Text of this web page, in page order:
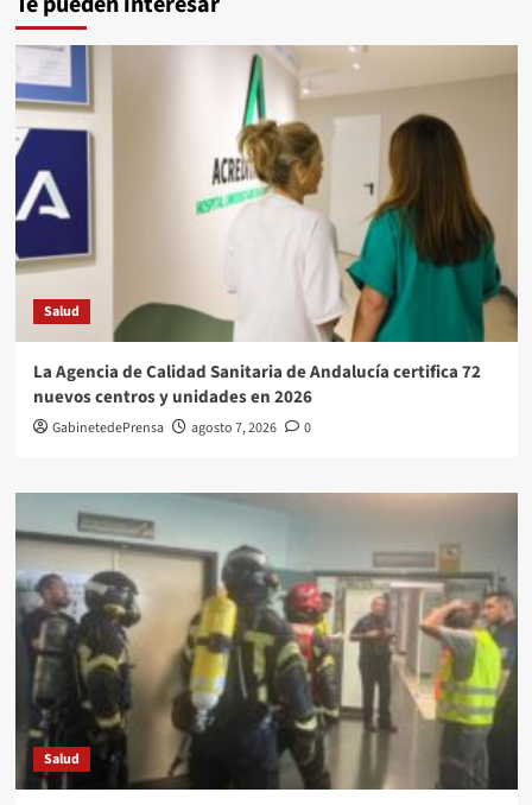
Salud
La Agencia de Calidad Sanitaria de Andalucía certifica 72
nuevos centros y unidades en 2026
GabinetedePrensa agosto 7, 2026 0
Salud